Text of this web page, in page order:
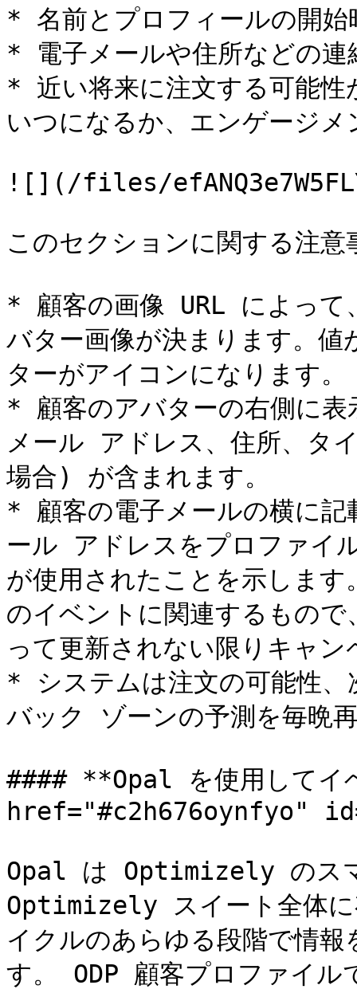
* 名前とプロフィールの開始
* 電子メールや住所などの連
* 近い将来に注文する可能性
いつになるか、エンゲージメ
![](/files/
このセクションに関する注
* 顧客の画像 URL によって
バター画像が決まります。
ターがアイコンになります。
* 顧客のアバターの右側に表
メール アドレス、住所、タ
場合) が含まれます。
* 顧客の電子メールの横に記
ール アドレスをプロファイ
が使用されたことを示しま
のイベントに関連するもの
って更新されない限りキャ
* システムは注文の可能性、
バック ゾーンの予測を毎晩
#### **Opal を使用してイ
href="#c2h676oynfyo"
Opal は Optimizely のス
Optimizely スイート全体に
イクルのあらゆる段階で情
す。 ODP 顧客プロファイル